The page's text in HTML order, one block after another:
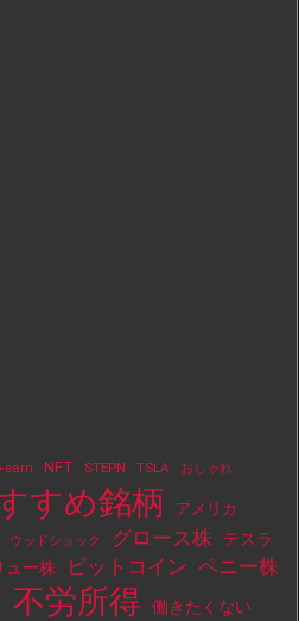
earn NFT STEPN TSLA おしゃれ
すめ銘柄 アメリカ
ウッドショック グロース株 テスラ
ュー株 ビットコイン ペニー株
不労所得 働きたくない